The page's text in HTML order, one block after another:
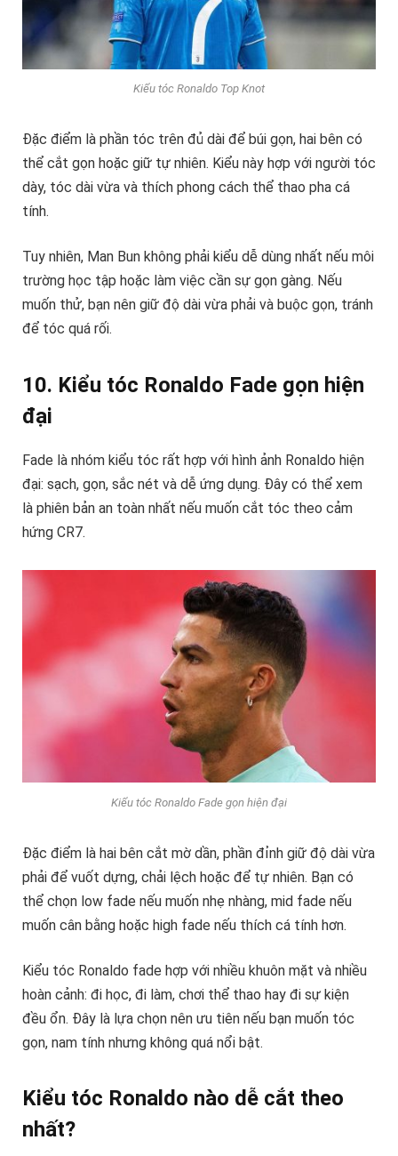
Kiểu tóc Ronaldo Top Knot
Đặc điểm là phần tóc trên đủ dài để búi gọn, hai bên có
thể cắt gọn hoặc giữ tự nhiên. Kiểu này hợp với người tóc
dày, tóc dài vừa và thích phong cách thể thao pha cá
tính.
Tuy nhiên, Man Bun không phải kiểu dễ dùng nhất nếu môi
trường học tập hoặc làm việc cần sự gọn gàng. Nếu
muốn thử, bạn nên giữ độ dài vừa phải và buộc gọn, tránh
để tóc quá rối.
10. Kiểu tóc Ronaldo Fade gọn hiện
đại
Fade là nhóm kiểu tóc rất hợp với hình ảnh Ronaldo hiện
đại: sạch, gọn, sắc nét và dễ ứng dụng. Đây có thể xem
là phiên bản an toàn nhất nếu muốn cắt tóc theo cảm
hứng CR7.
Kiểu tóc Ronaldo Fade gọn hiện đại
Đặc điểm là hai bên cắt mờ dần, phần đỉnh giữ độ dài vừa
phải để vuốt dựng, chải lệch hoặc để tự nhiên. Bạn có
thể chọn low fade nếu muốn nhẹ nhàng, mid fade nếu
muốn cân bằng hoặc high fade nếu thích cá tính hơn.
Kiểu tóc Ronaldo fade hợp với nhiều khuôn mặt và nhiều
hoàn cảnh: đi học, đi làm, chơi thể thao hay đi sự kiện
đều ổn. Đây là lựa chọn nên ưu tiên nếu bạn muốn tóc
gọn, nam tính nhưng không quá nổi bật.
Kiểu tóc Ronaldo nào dễ cắt theo
nhất?